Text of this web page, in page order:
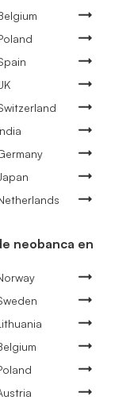
neobanca en